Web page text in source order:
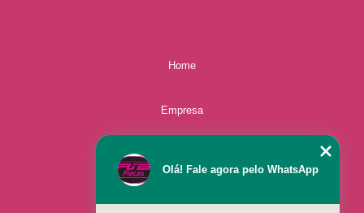
Home
Empresa
Olá! Fale agora pelo WhatsApp